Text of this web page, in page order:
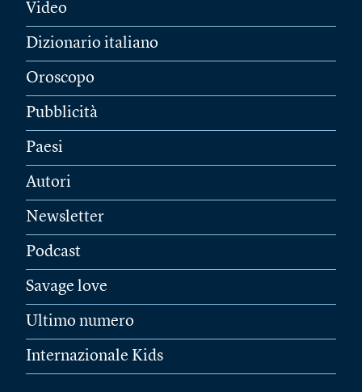
Video
Dizionario italiano
Oroscopo
Pubblicità
Paesi
Autori
Newsletter
Podcast
Savage love
Ultimo numero
Internazionale Kids